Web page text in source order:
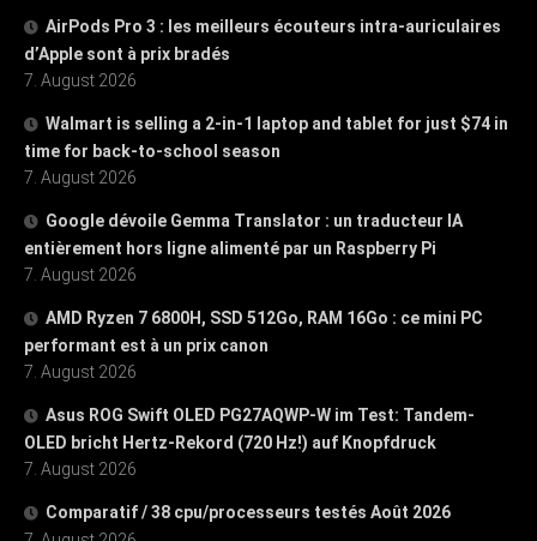
AirPods Pro 3 : les meilleurs écouteurs intra-auriculaires
d’Apple sont à prix bradés
7. August 2026
Walmart is selling a 2-in-1 laptop and tablet for just $74 in
time for back-to-school season
7. August 2026
Google dévoile Gemma Translator : un traducteur IA
entièrement hors ligne alimenté par un Raspberry Pi
7. August 2026
AMD Ryzen 7 6800H, SSD 512Go, RAM 16Go : ce mini PC
performant est à un prix canon
7. August 2026
Asus ROG Swift OLED PG27AQWP-W im Test: Tandem-
OLED bricht Hertz-Rekord (720 Hz!) auf Knopfdruck
7. August 2026
Comparatif / 38 cpu/processeurs testés Août 2026